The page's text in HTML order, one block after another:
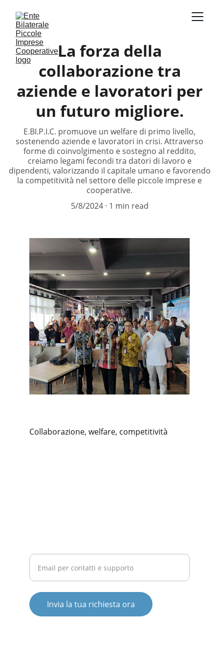
La forza della
collaborazione tra
aziende e lavoratori per
un futuro migliore.
E.BI.P.I.C. promuove un welfare di primo livello,
sostenendo aziende e lavoratori in crisi. Attraverso
forme di coinvolgimento e sostegno al reddito,
creiamo legami fecondi tra datori di lavoro e
dipendenti, valorizzando il capitale umano e favorendo
la competitività nel settore delle piccole imprese e
cooperative.
5/8/2024
1 min read
Collaborazione, welfare, competitività
Invia la tua richiesta ora